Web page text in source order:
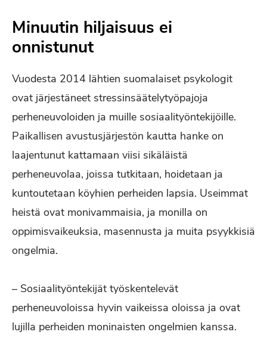
Minuutin hiljaisuus ei
onnistunut
Vuodesta 2014 lähtien suomalaiset psykologit
ovat järjestäneet stressinsäätelytyöpajoja
perheneuvoloiden ja muille sosiaalityöntekijöille.
Paikallisen avustusjärjestön kautta hanke on
laajentunut kattamaan viisi sikäläistä
perheneuvolaa, joissa tutkitaan, hoidetaan ja
kuntoutetaan köyhien perheiden lapsia. Useimmat
heistä ovat monivammaisia, ja monilla on
oppimisvaikeuksia, masennusta ja muita psyykkisiä
ongelmia.
– Sosiaalityöntekijät työskentelevät
perheneuvoloissa hyvin vaikeissa oloissa ja ovat
lujilla perheiden moninaisten ongelmien kanssa.